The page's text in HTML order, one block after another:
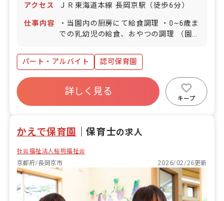
アクセス ＪＲ東海道本線 長岡京駅（徒歩6分）
仕事内容
・当園内の厨房にて給食調理 ・0~6歳ま
での乳幼児の給食、おやつの調理 （園児
28名程度） *各園3名スタッフで業務を
行う。 ■園児年齢層：0～5歳児 ■園庭有
無：あり
パート・アルバイト 認可保育園
詳しく見る
キープ
かえで保育園 ｜保育士の求人
社会福祉法人桜桃福祉会
京都府/長岡京市
2026/02/26更新